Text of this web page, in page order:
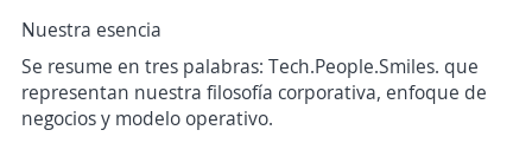
Nuestra esencia
Se resume en tres palabras: Tech.People.Smiles. que
representan nuestra filosofía corporativa, enfoque de
negocios y modelo operativo.